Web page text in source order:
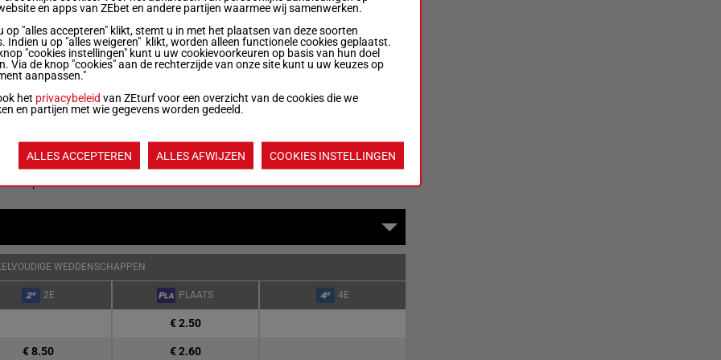
1'14"7
€ 39.595
2a Da Da 3a 1a 3a Da 6a 2a 1a (24)
1a 2a
1'14"2
€ 99.200
1a 1a 2a 0a 7a 3a 3a 7a (24) 4a 7a
1a 1a
Quoteringen verversen
Jouw favoriete
paarden
WEDDENSCHAPPEN
2E PLAATS 4E
€ 2.50
€ 8.50 € 2.60
en apps van ZEbet en andere partijen waarmee wij samenwerken.
op "alles accepteren" klikt, stemt u in met het plaatsen van deze soorten
Indien u op "alles weigeren" klikt, worden alleen functionele cookies geplaatst.
"cookies instellingen" kunt u uw cookievoorkeuren op basis van hun doel
Via de knop "cookies" aan de rechterzijde van onze site kunt u uw keuzes op
aanpassen."
het privacybeleid van ZEturf voor een overzicht van de cookies die we
en partijen met wie gegevens worden gedeeld.
ALLES ACCEPTEREN ALLES AFWIJZEN COOKIES INSTELLINGEN